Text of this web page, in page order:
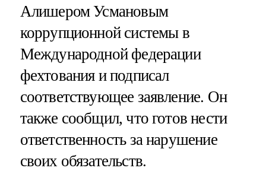
Алишером Усмановым
коррупционной системы в
Международной федерации
фехтования и подписал
соответствующее заявление. Он
также сообщил, что готов нести
ответственность за нарушение
своих обязательств.